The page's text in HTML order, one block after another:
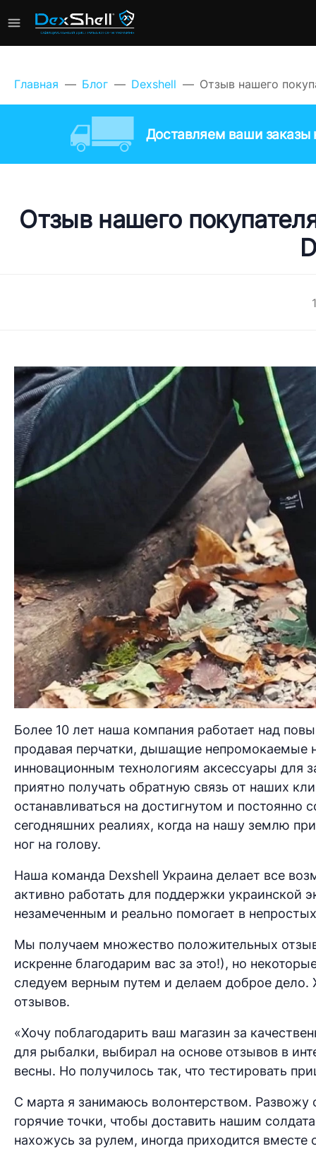
Главная Блог Dexshell Отзыв нашего
Доставляем ваши заказы
Отзыв нашего
Более 10 лет наша компания работает над
продавая перчатки, дышащие непромокаемые
инновационным технологиям аксессуары для
приятно получать обратную связь от наших
останавливаться на достигнутом и
сегодняшних реалиях, когда на нашу землю
ног на голову.
Наша команда Dexshell Украина делает все
активно работать для поддержки украинской
незамеченным и реально помогает в
Мы получаем множество положительных
искренне благодарим вас за это!), но
следуем верным путем и делаем доброе дело.
отзывов.
«Хочу поблагодарить ваш магазин за
для рыбалки, выбирал на основе отзывов в
весны. Но получилось так, что тестировать
С марта я занимаюсь волонтерством.
горячие точки, чтобы доставить нашим
нахожусь за рулем, иногда приходится